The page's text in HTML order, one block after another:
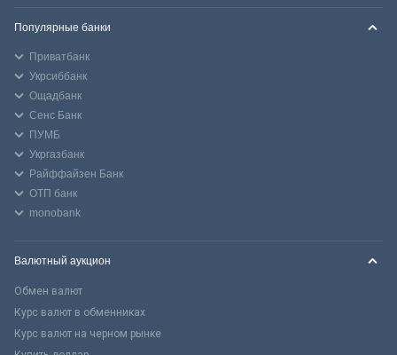
Популярные банки
Приватбанк
Укрсиббанк
Ощадбанк
Сенс Банк
ПУМБ
Укргазбанк
Райффайзен Банк
ОТП банк
monobank
Валютный аукцион
Обмен валют
Курс валют в обменниках
Курс валют на черном рынке